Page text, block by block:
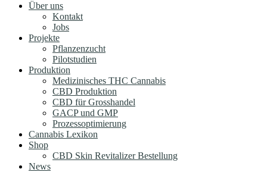
Über uns
Kontakt
Jobs
Projekte
Pflanzenzucht
Pilotstudien
Produktion
Medizinisches THC Cannabis
CBD Produktion
CBD für Grosshandel
GACP und GMP
Prozessoptimierung
Cannabis Lexikon
Shop
CBD Skin Revitalizer Bestellung
News